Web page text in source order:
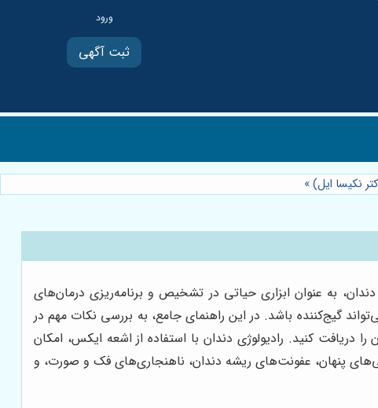
ثبت آگهی
نکیسا ایل)»
به عنوان ابزاری حیاتی در تشخیص و برنامه‌ریزی درمان‌های
گیج‌کننده باشد. در این راهنمای جامع، به بررسی نکات مهم در
دریافت کنید. رادیولوژی دندان با استفاده از اشعه ایکس، امکان
پنهان، عفونت‌های ریشه دندان، ناهنجاری‌های فک و صورت، و